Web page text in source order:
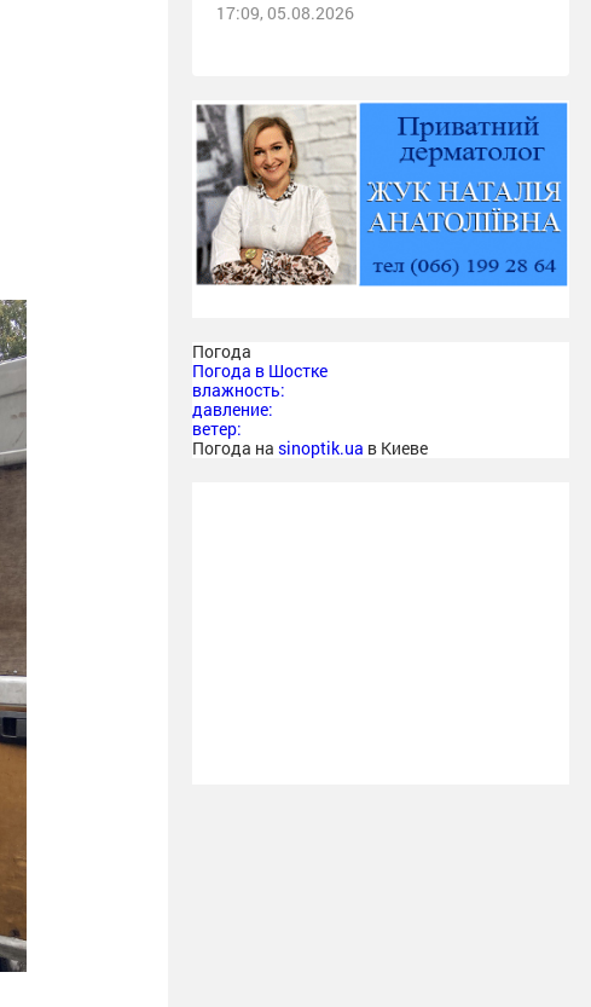
17:09, 05.08.2026
Погода
Погода в Шостке
влажность:
давление:
ветер:
Погода на sinoptik.ua в Киеве